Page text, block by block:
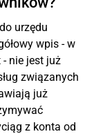
urzędu
wpis - w
nie jest już
związanych
już
z konta od